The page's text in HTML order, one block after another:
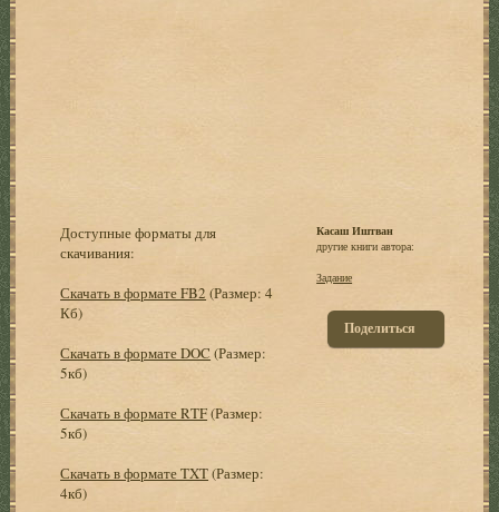
Доступные форматы для
скачивания:
Скачать в формате FB2 (Размер: 4
Кб)
Скачать в формате DOC (Размер:
5кб)
Скачать в формате RTF(Размер:
5кб)
Скачать в формате TXT(Размер:
4кб)
Касаш Иштван
другие книги автора:
Задание
Поделиться